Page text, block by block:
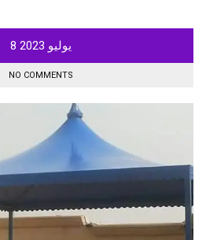
يوليو 8 2023
NO COMMENTS